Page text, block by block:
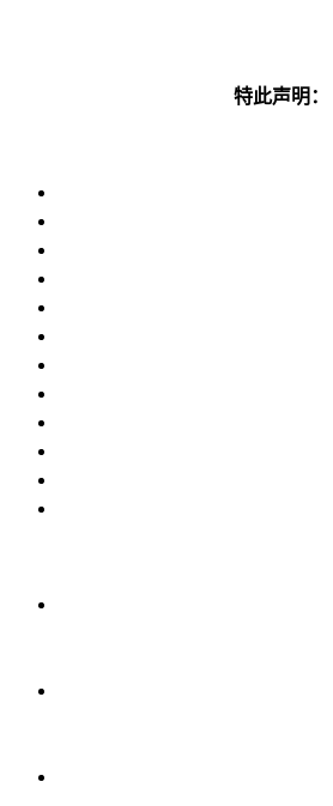
特此声明：